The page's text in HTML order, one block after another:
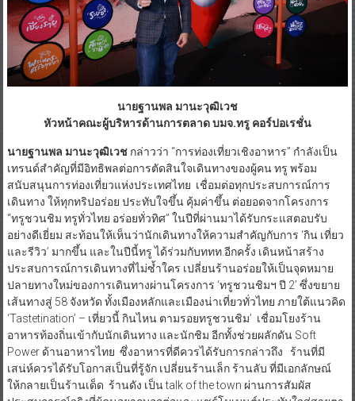
นายฐานพล มานะวุฒิเวช
หัวหน้าคณะผู้บริหารด้านการตลาด บมจ.ทรู คอร์ปอเรชั่น
นายฐานพล มานะวุฒิเวชกล่าวว่า “การท่องเที่ยวเชิงอาหาร” กำลังเป็น
เทรนด์สำคัญที่มีอิทธิพลต่อการตัดสินใจเดินทางของผู้คน ทรู พร้อม
สนับสนุนการท่องเที่ยวแห่งประเทศไทย เชื่อมต่อทุกประสบการณ์การ
เดินทาง ให้ทุกทริปอร่อย ประทับใจขึ้น คุ้มค่าขึ้น ต่อยอดจากโครงการ
“ทรูชวนชิม ทรูทั่วไทย อร่อยทั่วทิศ” ในปีที่ผ่านมาได้รับกระแสตอบรับ
อย่างดีเยี่ยม สะท้อนให้เห็นว่านักเดินทางให้ความสำคัญกับการ ‘กิน เที่ยว
และรีวิว’ มากขึ้น และในปีนี้ทรู ได้ร่วมกับททท.อีกครั้ง เดินหน้าสร้าง
ประสบการณ์การเดินทางที่ไม่ซ้ำใคร เปลี่ยนร้านอร่อยให้เป็นจุดหมาย
ปลายทางใหม่ของการเดินทางผ่านโครงการ ‘ทรูชวนชิมฯ ปี 2’ ซึ่งขยาย
เส้นทางสู่ 58 จังหวัด ทั้งเมืองหลักและเมืองน่าเที่ยวทั่วไทย ภายใต้แนวคิด
‘Tastetination’ – เที่ยวนี้ กินไหน ตามรอยทรูชวนชิม’ เชื่อมโยงร้าน
อาหารท้องถิ่นเข้ากับนักเดินทาง และนักชิม อีกทั้งช่วยผลักดัน Soft
Power ด้านอาหารไทย ซึ่งอาหารที่ดีควรได้รับการกล่าวถึง ร้านที่มี
เสน่ห์ควรได้รับโอกาสเป็นที่รู้จัก เปลี่ยนร้านเล็ก ร้านลับ ที่มีเอกลักษณ์
ให้กลายเป็นร้านเด็ด ร้านดัง เป็น talk of the town ผ่านการสัมผัส